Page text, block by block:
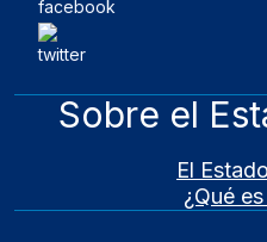
Sobre el
El
¿Qué